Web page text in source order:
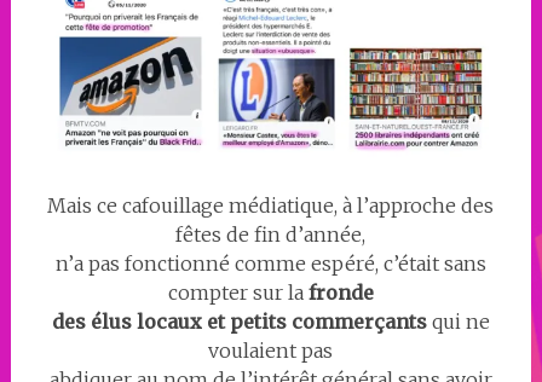
Mais ce cafouillage médiatique, à l’approche des
fêtes de fin d’année,
n’a pas fonctionné comme espéré, c’était sans
compter sur lafronde
des élus locaux et petits commerçantsqui ne
voulaient pas